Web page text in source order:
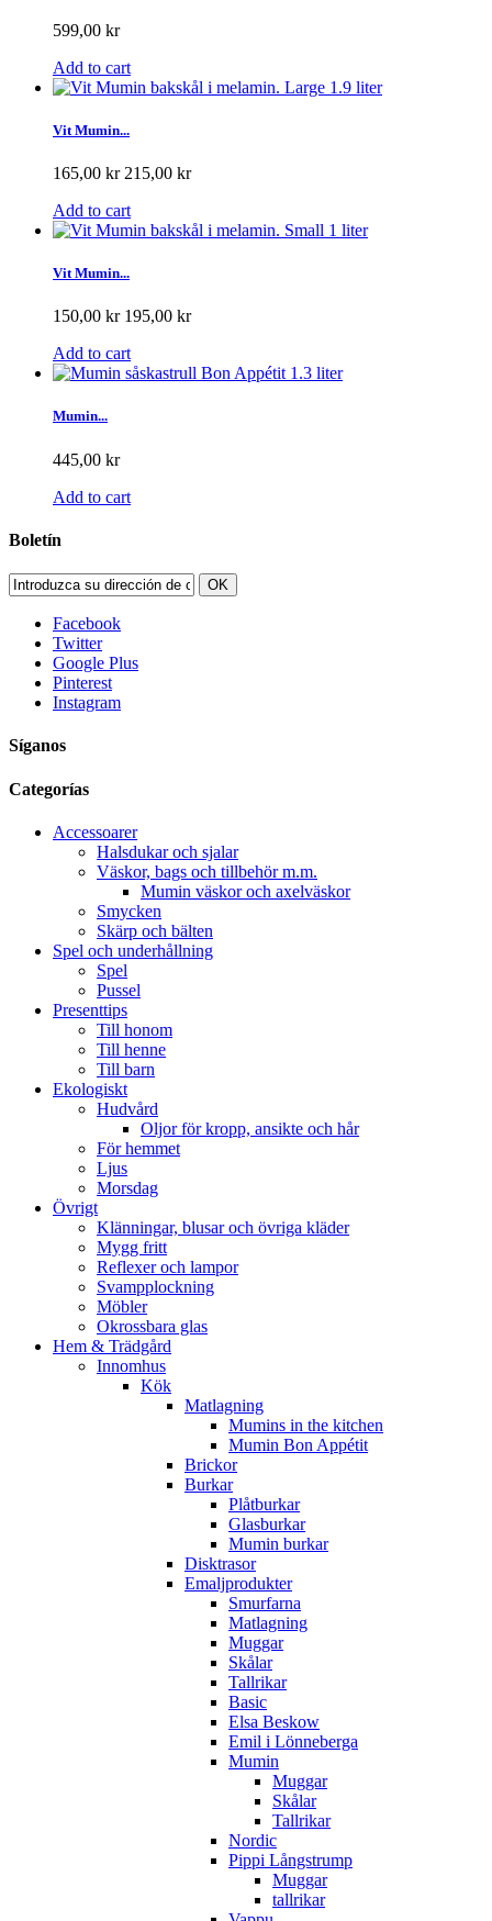
599,00 kr
Add to cart
Vit Mumin...
165,00 kr 215,00 kr
Add to cart
Vit Mumin...
150,00 kr 195,00 kr
Add to cart
Mumin...
445,00 kr
Add to cart
Boletín
OK
Facebook
Twitter
Google Plus
Pinterest
Instagram
Síganos
Categorías
Accessoarer
Halsdukar och sjalar
Väskor, bags och tillbehör m.m.
Mumin väskor och axelväskor
Smycken
Skärp och bälten
Spel och underhållning
Spel
Pussel
Presenttips
Till honom
Till henne
Till barn
Ekologiskt
Hudvård
Oljor för kropp, ansikte och hår
För hemmet
Ljus
Morsdag
Övrigt
Klänningar, blusar och övriga kläder
Mygg fritt
Reflexer och lampor
Svampplockning
Möbler
Okrossbara glas
Hem & Trädgård
Innomhus
Kök
Matlagning
Mumins in the kitchen
Mumin Bon Appétit
Brickor
Burkar
Plåtburkar
Glasburkar
Mumin burkar
Disktrasor
Emaljprodukter
Smurfarna
Matlagning
Muggar
Skålar
Tallrikar
Basic
Elsa Beskow
Emil i Lönneberga
Mumin
Muggar
Skålar
Tallrikar
Nordic
Pippi Långstrump
Muggar
tallrikar